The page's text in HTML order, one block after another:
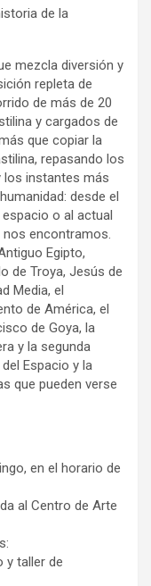
de la
mezcla diversión y
repleta de
de más de 20
y cargados de
que copiar la
repasando los
instantes más
desde el
o al actual
nos encontramos.
Egipto,
de Troya, Jesús de
Media, el
de América, el
de Goya, la
y la segunda
Espacio y la
que pueden verse
en el horario de
al Centro de Arte
y taller de